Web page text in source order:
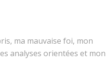
ma mau­vaise foi, mon
analy­ses ori­en­tées et mon